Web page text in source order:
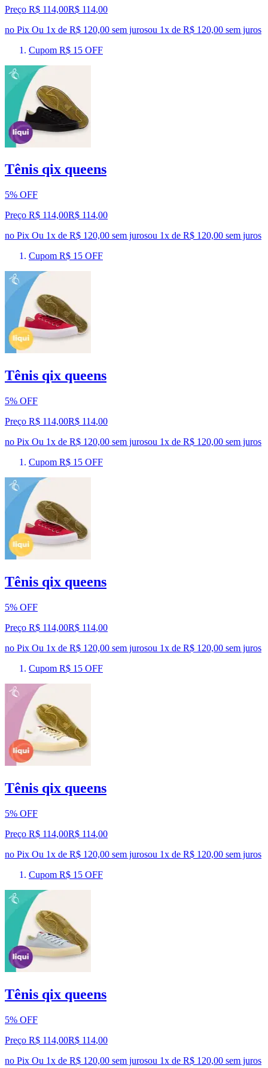
Preço R$ 114,00R$ 114,00
no Pix Ou 1x de R$ 120,00 sem jurosou 1x de R$ 120,00 sem juros
Cupom R$ 15 OFF
Tênis qix queens
5% OFF
Preço R$ 114,00R$ 114,00
no Pix Ou 1x de R$ 120,00 sem jurosou 1x de R$ 120,00 sem juros
Cupom R$ 15 OFF
Tênis qix queens
5% OFF
Preço R$ 114,00R$ 114,00
no Pix Ou 1x de R$ 120,00 sem jurosou 1x de R$ 120,00 sem juros
Cupom R$ 15 OFF
Tênis qix queens
5% OFF
Preço R$ 114,00R$ 114,00
no Pix Ou 1x de R$ 120,00 sem jurosou 1x de R$ 120,00 sem juros
Cupom R$ 15 OFF
Tênis qix queens
5% OFF
Preço R$ 114,00R$ 114,00
no Pix Ou 1x de R$ 120,00 sem jurosou 1x de R$ 120,00 sem juros
Cupom R$ 15 OFF
Tênis qix queens
5% OFF
Preço R$ 114,00R$ 114,00
no Pix Ou 1x de R$ 120,00 sem jurosou 1x de R$ 120,00 sem juros